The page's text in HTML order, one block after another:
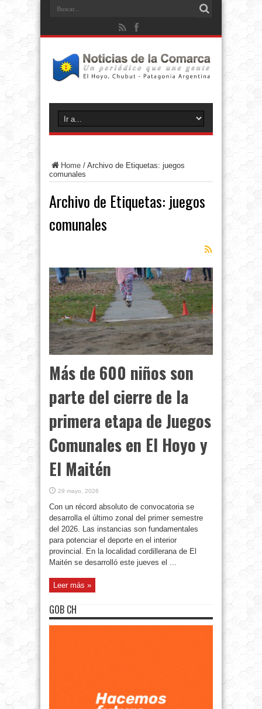
Home / Archivo de Etiquetas: juegos
comunales
Archivo de Etiquetas: juegos
comunales
Más de 600 niños son
parte del cierre de la
primera etapa de Juegos
Comunales en El Hoyo y
El Maitén
29 mayo, 2026
Con un récord absoluto de convocatoria se
desarrolla el último zonal del primer semestre
del 2026. Las instancias son fundamentales
para potenciar el deporte en el interior
provincial. En la localidad cordillerana de El
Maitén se desarrolló este jueves el ...
Leer más »
GOB CH